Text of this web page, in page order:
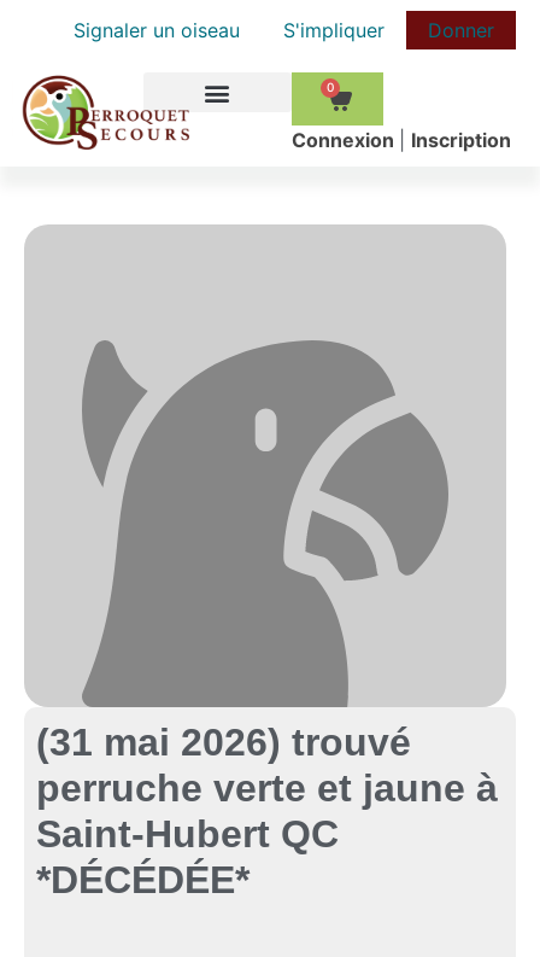
Signaler un oiseau S'impliquer Donner
0
Сonnexion Inscription
(31 mai 2026) trouvé
perruche verte et jaune à
Saint-Hubert QC
*DÉCÉDÉE*